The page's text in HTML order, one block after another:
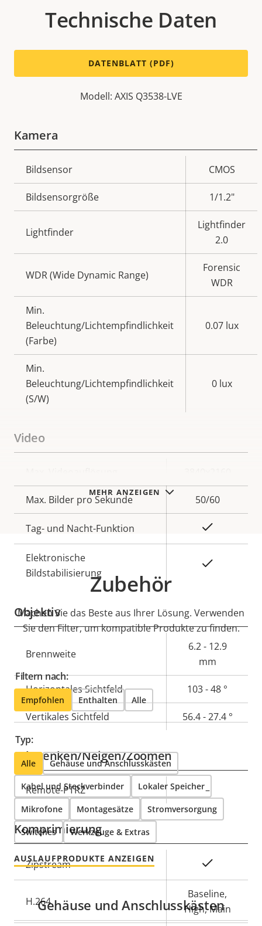
MEHR ANZEIGEN
Technische Daten
DATENBLATT (PDF)
Modell: AXIS Q3538-LVE
Kamera
Eigentumsbeschreibung Eigentumswert
Bildsensor CMOS
Bildsensorgröße 1/1.2"
Lightfinder
Lightfinder
2.0
WDR (Wide Dynamic Range)
Forensic
WDR
Min.
Beleuchtung/Lichtempfindlichkeit
(Farbe)
0.07 lux
Min.
Beleuchtung/Lichtempfindlichkeit
(S/W)
0 lux
Video
Max. Bilder pro Sekunde 50/60
Tag- und Nacht-Funktion
Elektronische
Bildstabilisierung
Objektiv
Eigentumswert
Brennweite
6.2 - 12.9
mm
Horizontales Sichtfeld 103 - 48 °
Vertikales Sichtfeld 56.4 - 27.4 °
Schwenken/Neigen/Zoomen
Eigentumsbeschreibung Eigentumswert
Remote-PTRZ –
Komprimierung
Eigentumsbeschreibung Eigentumswert
Zipstream
H.264
Baseline,
High, Main
Zubehör
Machen Sie das Beste aus Ihrer Lösung. Verwenden
Sie den Filter, um kompatible Produkte zu finden.
Filtern nach:
Empfohlen Enthalten Alle
Typ:
Alle Gehäuse und Anschlusskästen
Kabel und Steckverbinder Lokaler Speicher
Mikrofone Montagesätze Stromversorgung
Switches Werkzeuge & Extras
AUSLAUFPRODUKTE ANZEIGEN
Gehäuse und Anschlusskästen